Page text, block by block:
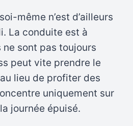
même n’est d’ailleurs
La conduite est à
sont pas toujours
peut vite prendre le
lieu de profiter des
uniquement sur
journée épuisé.